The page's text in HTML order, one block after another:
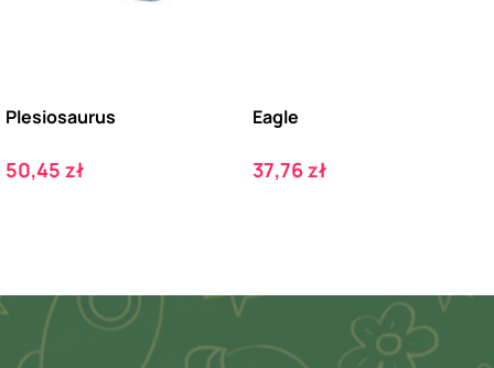
Plesiosaurus
Cena
50,45 zł
Eagle
Cena
37,76 zł